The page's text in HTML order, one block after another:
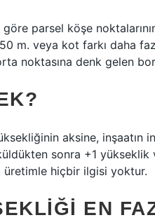
parsel köşe
m. veya kot farkı daha
noktasına denk gelen
aksine, inşaatın
sonra +1
hiçbir ilgisi yoktur.
EN